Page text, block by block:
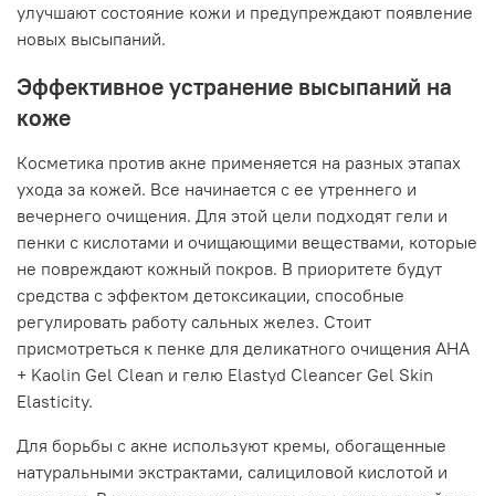
улучшают состояние кожи и предупреждают появление
новых высыпаний.
Эффективное устранение высыпаний на
коже
Косметика против акне применяется на разных этапах
ухода за кожей. Все начинается с ее утреннего и
вечернего очищения. Для этой цели подходят гели и
пенки с кислотами и очищающими веществами, которые
не повреждают кожный покров. В приоритете будут
средства с эффектом детоксикации, способные
регулировать работу сальных желез. Стоит
присмотреться к пенке для деликатного очищения AHA
+ Kaolin Gel Clean и гелю Elastyd Cleancer Gel Skin
Elasticity.
Для борьбы с акне используют кремы, обогащенные
натуральными экстрактами, салициловой кислотой и